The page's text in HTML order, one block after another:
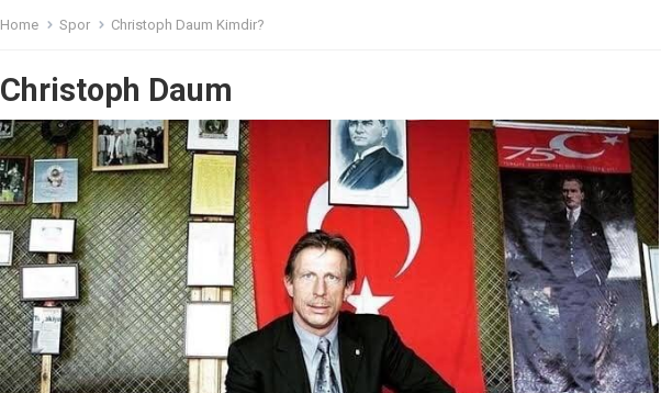
Home Spor Christoph Daum Kimdir?
Christoph Daum